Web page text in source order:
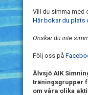
Vill du simma med
Här bokar du plats
Önskar du inte
Följ oss på
Älvsjö AIK
träningsgrupper
om våra olika